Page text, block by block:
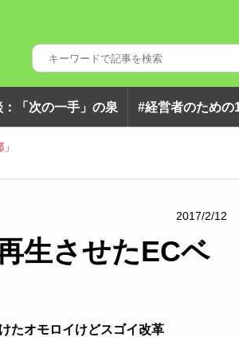
「次の一手」の泉 #経営者のための
2017/2/12
生させたECベ
たオモロイけどスゴイ改革